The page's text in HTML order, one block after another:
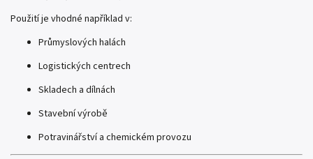
Použití je vhodné například v:
Průmyslových halách
Logistických centrech
Skladech a dílnách
Stavební výrobě
Potravinářství a chemickém provozu